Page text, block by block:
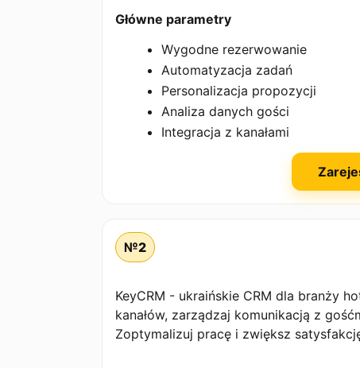
Główne parametry
Wygodne rezerwowanie
Automatyzacja zadań
Personalizacja propozycji
Analiza danych gości
Integracja z kanałami
№2
KeyCRM - ukraińskie CRM dla branży
kanałów, zarządzaj komunikacją z
Zoptymalizuj pracę i zwiększ